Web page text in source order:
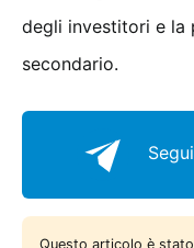
degli investitori e la
secondario.
Questo articolo è